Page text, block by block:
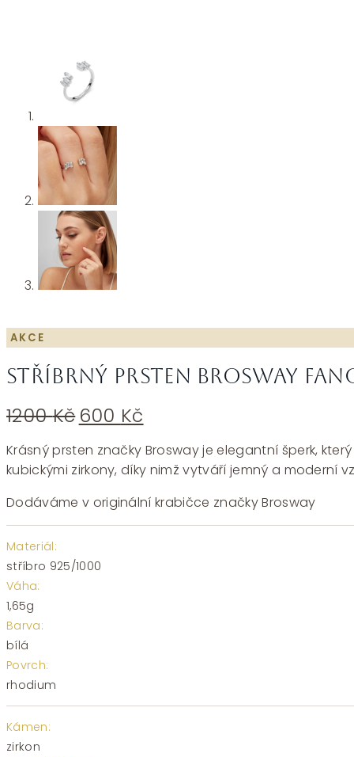
AKCE
Stříbrný prsten Brosway
1200Kč Původní
cena
byla:
1200 Kč.
600 Kč
cena
je:
600 Kč.
Krásný prsten značky Brosway je elegantní šperk,
kubickými zirkony, díky nimž vytváří jemný a moderní
Dodáváme v originální krabičce značky Brosway
Materiál:
stříbro 925/1000
Váha:
1,65g
Barva:
bílá
Povrch:
rhodium
Kámen:
zirkon